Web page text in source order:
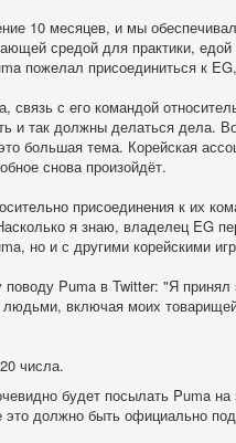
10 месяцев, и мы
средой для практики, едой
пожелал присоединиться к
связь с его командой
и так должны делаться дела.
большая тема. Корейская
снова произойдёт.
присоединения к их
я знаю, владелец EG
но и с другими корейскими
Puma в Twitter: "Я принял
включая моих
числа.
будет посылать Puma
это должно быть официально